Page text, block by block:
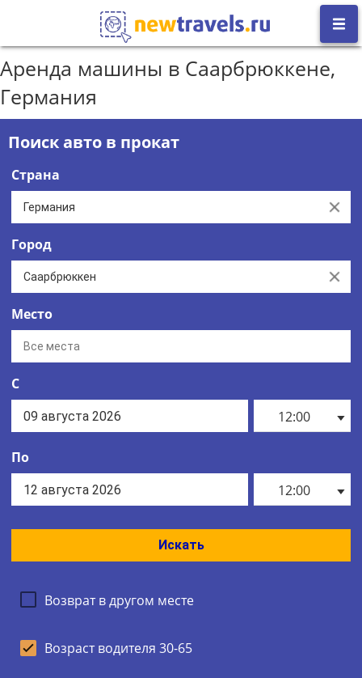
Аренда машины в Саарбрюккене,
Германия
Поиск авто в прокат
Страна
Clear
Город
Clear
Место
С
12:00
По
12:00
Искать
Возврат в другом месте
Возраст водителя 30-65